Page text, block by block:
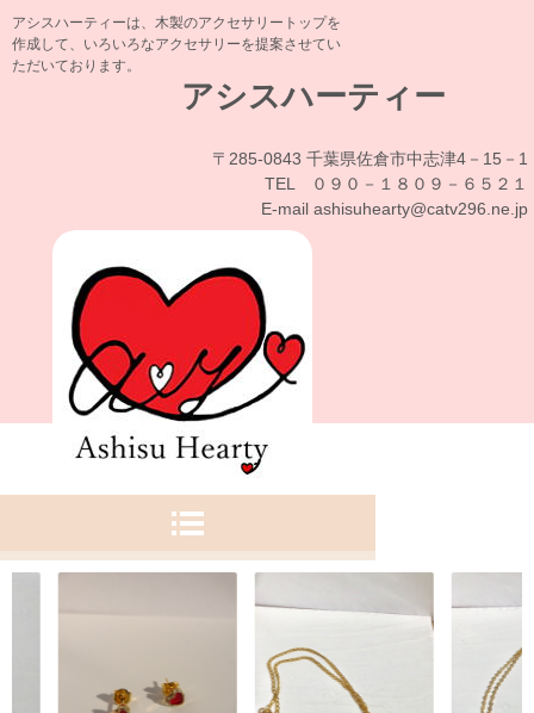
アシスハーティーは、木製のアクセサリートップを
作成して、いろいろなアクセサリーを提案させてい
ただいております。
アシスハーティー
〒285-0843 千葉県佐倉市中志津4－15－1
TEL ０９０－１８０９－６５２１
E-mail ashisuhearty@catv296.ne.jp